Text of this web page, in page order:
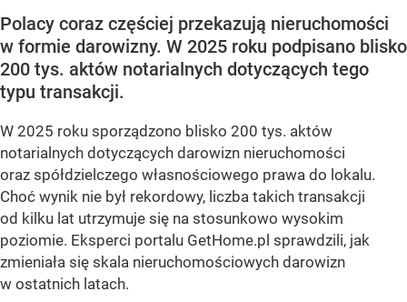
Polacy coraz częściej przekazują nieruchomości
w formie darowizny. W 2025 roku podpisano blisko
200 tys. aktów notarialnych dotyczących tego
typu transakcji.
W 2025 roku sporządzono blisko 200 tys. aktów
notarialnych dotyczących darowizn nieruchomości
oraz spółdzielczego własnościowego prawa do lokalu.
Choć wynik nie był rekordowy, liczba takich transakcji
od kilku lat utrzymuje się na stosunkowo wysokim
poziomie. Eksperci portalu GetHome.pl sprawdzili, jak
zmieniała się skala nieruchomościowych darowizn
w ostatnich latach.